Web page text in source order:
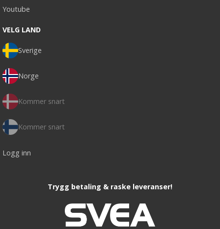
Youtube
VELG LAND
Sverige
Norge
Kommer snart
Kommer snart
Logg inn
Trygg betaling & raske leveranser!